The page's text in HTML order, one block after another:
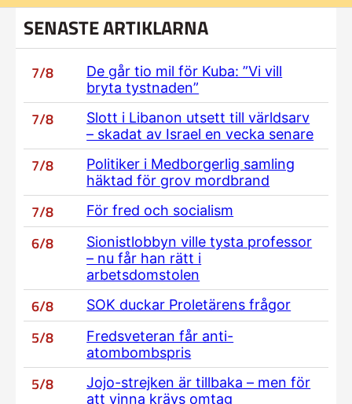
SENASTE ARTIKLARNA
7/8
De går tio mil för Kuba: ”Vi vill
bryta tystnaden”
7/8
Slott i Libanon utsett till världsarv
– skadat av Israel en vecka senare
7/8
Politiker i Medborgerlig samling
häktad för grov mordbrand
7/8 För fred och socialism
6/8
Sionistlobbyn ville tysta professor
– nu får han rätt i
arbetsdomstolen
6/8 SOK duckar Proletärens frågor
5/8
Fredsveteran får anti-
atombombspris
5/8
Jojo-strejken är tillbaka – men för
att vinna krävs omtag